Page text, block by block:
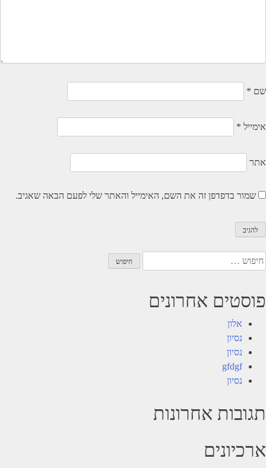
שם *
אימייל *
אתר
שמור בדפדפן זה את השם, האימייל והאתר שלי לפעם הבאה שאגיב.
חיפוש:
פוסטים אחרונים
אלון
נסיון
נסיון
gfdgf
נסיון
תגובות אחרונות
ארכיונים